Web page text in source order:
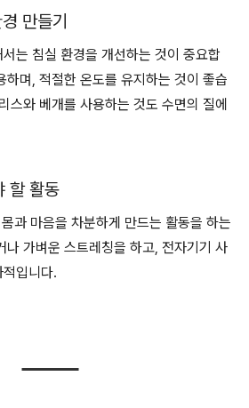
만들기
는 침실 환경을 개선하는 것이 중요합
하며, 적절한 온도를 유지하는 것이 좋습
스와 베개를 사용하는 것도 수면의 질에
할 활동
과 마음을 차분하게 만드는 활동을 하는
나 가벼운 스트레칭을 하고, 전자기기 사
입니다.